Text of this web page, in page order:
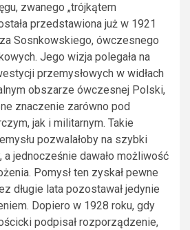
zwanego „trójkątem
przedstawiona już w 1921
Sosnkowskiego, ówczesnego
Jego wizja polegała na
przemysłowych w widłach
obszarze ówczesnej Polski,
znaczenie zarówno pod
jak i militarnym. Takie
pozwalałoby na szybki
jednocześnie dawało możliwość
Pomysł ten zyskał pewne
długie lata pozostawał jedynie
Dopiero w 1928 roku, gdy
podpisał rozporządzenie,